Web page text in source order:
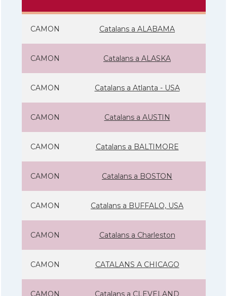
CAMON Catalans a ALABAMA
CAMON Catalans a ALASKA
CAMON Catalans a Atlanta - USA
CAMON Catalans a AUSTIN
CAMON Catalans a BALTIMORE
CAMON Catalans a BOSTON
CAMON Catalans a BUFFALO, USA
CAMON Catalans a Charleston
CAMON CATALANS A CHICAGO
CAMON Catalans a CLEVELAND